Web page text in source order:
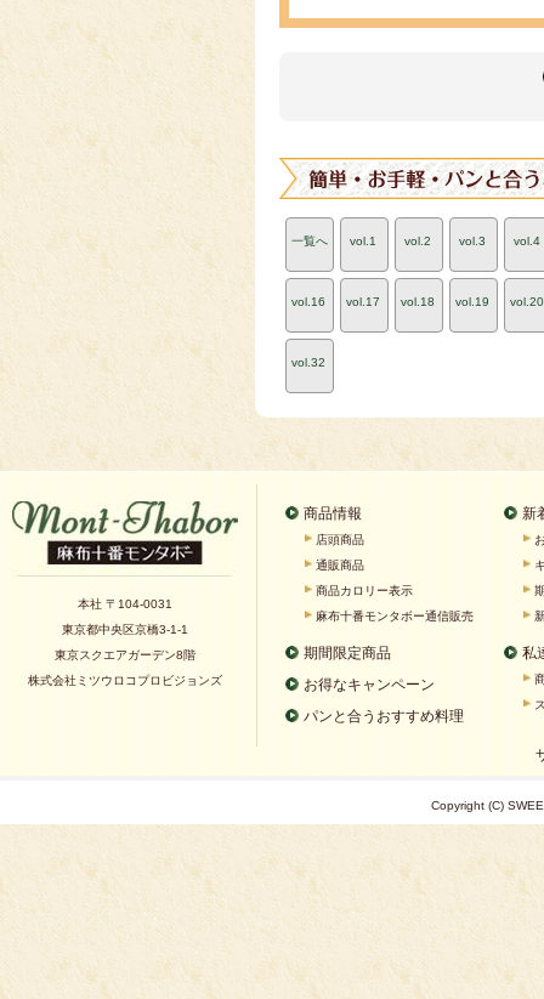
一覧へ vol.1 vol.2 vol.3 vol.4
vol.16 vol.17 vol.18 vol.19 vol.20
vol.32
本社 〒104-0031
東京都中央区京橋3-1-1
東京スクエアガーデン8階
株式会社ミツウロコプロビジョンズ
商品情報
店頭商品
通販商品
商品カロリー表示
麻布十番モンタボー通信販売
期間限定商品
お得なキャンペーン
パンと合うおすすめ料理
新
私
Copyright (C)